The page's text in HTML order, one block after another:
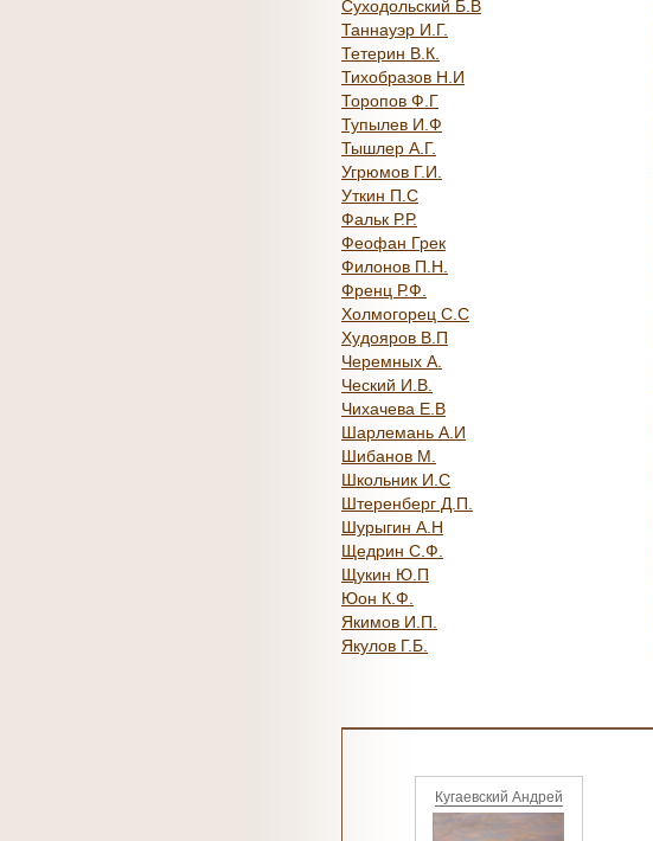
Суходольский Б.В
Таннауэр И.Г.
Тетерин В.К.
Тихобразов Н.И
Торопов Ф.Г
Тупылев И.Ф
Тышлер А.Г.
Угрюмов Г.И.
Уткин П.С
Фальк Р.Р.
Феофан Грек
Филонов П.Н.
Френц Р.Ф.
Холмогорец С.С
Худояров В.П
Черемных А.
Ческий И.В.
Чихачева Е.В
Шарлемань А.И
Шибанов М.
Школьник И.С
Штеренберг Д.П.
Шурыгин А.Н
Щедрин С.Ф.
Щукин Ю.П
Юон К.Ф.
Якимов И.П.
Якулов Г.Б.
Кугаевский Андрей